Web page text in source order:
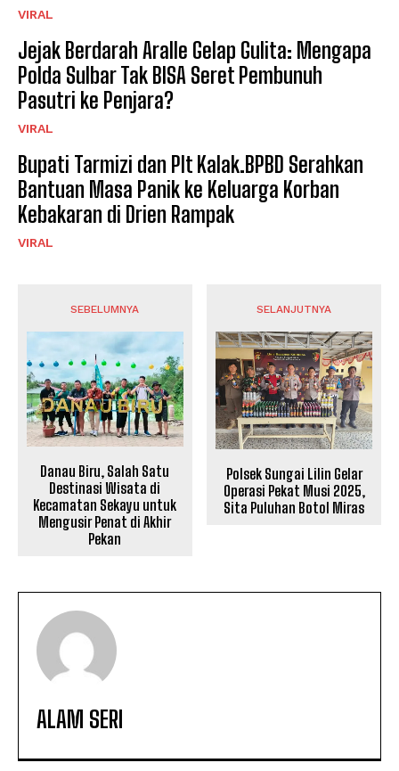
VIRAL
Jejak Berdarah Aralle Gelap Gulita: Mengapa
Polda Sulbar Tak BISA Seret Pembunuh
Pasutri ke Penjara?
VIRAL
Bupati Tarmizi dan Plt Kalak.BPBD Serahkan
Bantuan Masa Panik ke Keluarga Korban
Kebakaran di Drien Rampak
VIRAL
SEBELUMNYA
Danau Biru, Salah Satu
Destinasi Wisata di
Kecamatan Sekayu untuk
Mengusir Penat di Akhir
Pekan
SELANJUTNYA
Polsek Sungai Lilin Gelar
Operasi Pekat Musi 2025,
Sita Puluhan Botol Miras
ALAM SERI